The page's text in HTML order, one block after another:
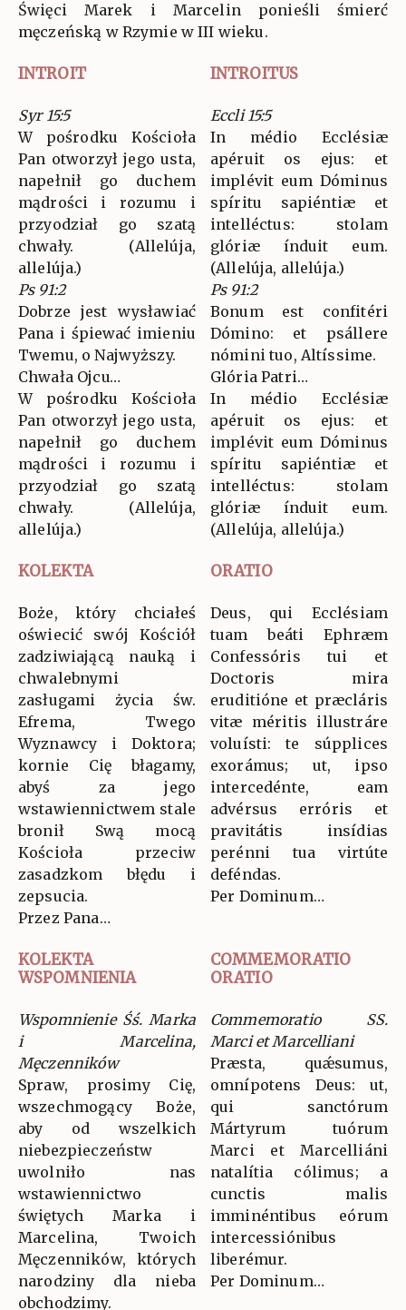
Święci Marek i Marcelin ponieśli śmierć
męczeńską w Rzymie w III wieku.
INTROIT INTROITUS
Syr 15:5
W pośrodku Kościoła
Pan otworzył jego usta,
napełnił go duchem
mądrości i rozumu i
przyodział go szatą
chwały. (Allelúja,
allelúja.)
Ps 91:2
Dobrze jest wysławiać
Pana i śpiewać imieniu
Twemu, o Najwyższy.
Chwała Ojcu…
W pośrodku Kościoła
Pan otworzył jego usta,
napełnił go duchem
mądrości i rozumu i
przyodział go szatą
chwały. (Allelúja,
allelúja.)
Eccli 15:5
In médio Ecclésiæ
apéruit os ejus: et
implévit eum Dóminus
spíritu sapiéntiæ et
intelléctus: stolam
glóriæ índuit eum.
(Allelúja, allelúja.)
Ps 91:2
Bonum est confitéri
Dómino: et psállere
nómini tuo, Altíssime.
Glória Patri…
In médio Ecclésiæ
apéruit os ejus: et
implévit eum Dóminus
spíritu sapiéntiæ et
intelléctus: stolam
glóriæ índuit eum.
(Allelúja, allelúja.)
KOLEKTA ORATIO
Boże, który chciałeś
oświecić swój Kościół
zadziwiającą nauką i
chwalebnymi
zasługami życia św.
Efrema, Twego
Wyznawcy i Doktora;
kornie Cię błagamy,
abyś za jego
wstawiennictwem stale
bronił Swą mocą
Kościoła przeciw
zasadzkom błędu i
zepsucia.
Przez Pana…
Deus, qui Ecclésiam
tuam beáti Ephræm
Confessóris tui et
Doctoris mira
eruditióne et præcláris
vitæ méritis illustráre
voluísti: te súpplices
exorámus; ut, ipso
intercedénte, eam
advérsus erróris et
pravitátis insídias
perénni tua virtúte
deféndas.
Per Dominum…
KOLEKTA
WSPOMNIENIA
COMMEMORATIO
ORATIO
Wspomnienie Śś. Marka
i Marcelina,
Męczenników
Spraw, prosimy Cię,
wszechmogący Boże,
aby od wszelkich
niebezpieczeństw
uwolniło nas
wstawiennictwo
świętych Marka i
Marcelina, Twoich
Męczenników, których
narodziny dla nieba
obchodzimy.
Commemoratio SS.
Marci et Marcelliani
Præsta, quǽsumus,
omnípotens Deus: ut,
qui sanctórum
Mártyrum tuórum
Marci et Marcelliáni
natalítia cólimus; a
cunctis malis
imminéntibus eórum
intercessiónibus
liberémur.
Per Dominum…